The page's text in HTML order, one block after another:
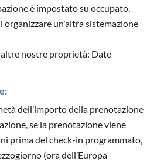
è impostato su occupato,
organizzare un'altra sistemazione
nostre proprietà: Date
dell’importo della prenotazione
se la prenotazione viene
prima del check-in programmato,
(ora dell’Europa